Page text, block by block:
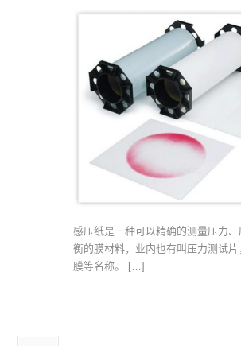
感压纸是一种可以精确的测量压力
衡的膜材料，业内也有叫压力测试
膜等名称。 […]